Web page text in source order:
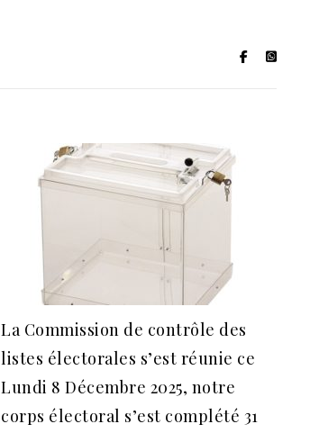
La Commission de contrôle des
listes électorales s’est réunie ce
Lundi 8 Décembre 2025, notre
corps électoral s’est complété 31